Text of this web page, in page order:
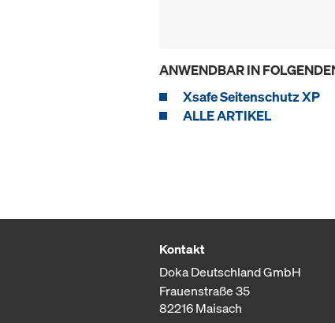
ANWENDBAR IN
Xsafe Seitenschutz XP
ALLE ARTIKEL
Kontakt
Doka Deutschland GmbH
Frauenstraße 35
82216 Maisach